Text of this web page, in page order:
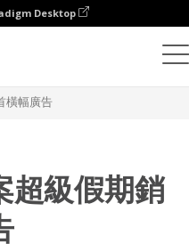
Desktop
橫幅廣告
超級假期銷